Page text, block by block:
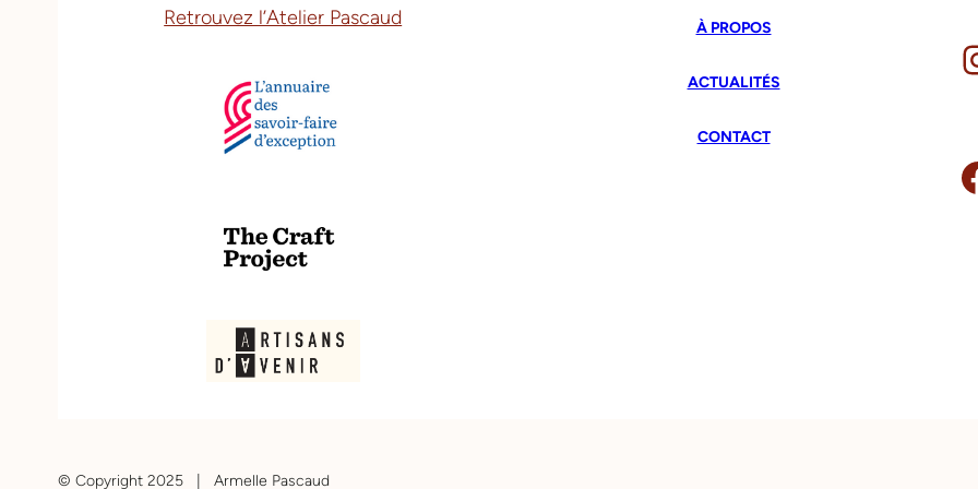
Retrouvez l’Atelier Pascaud À PROPOS
ACTUALITÉS
CONTACT
Facebook
© Copyright 2025 | Armelle Pascaud